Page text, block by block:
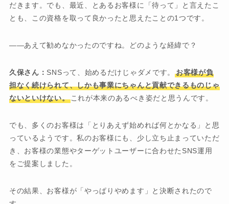
だきます。でも、最近、とあるお客様に「待って」と言えたこ
とも、この資格を取って良かったと思えたことの1つです。
――あえて勧めなかったのですね。どのような経緯で？
久保さん： SNSって、始めるだけじゃダメです。お客様が負
担なく続けられて、しかも事業にちゃんと貢献できるものじゃ
ないといけない。これが本来のあるべき姿だと思うんです。
でも、多くのお客様は「とりあえず始めれば何とかなる」と思
っているようです。私のお客様にも、少し立ち止まっていただ
き、お客様の業態やターゲットユーザーに合わせたSNS運用
をご提案しました。
その結果、お客様が「やっぱりやめます」と決断されたので